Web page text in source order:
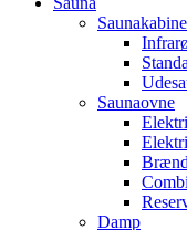
Saunaovne
Damp